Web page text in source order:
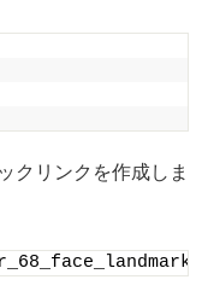
クリンクを作成しま